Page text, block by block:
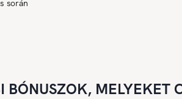
során
BÓNUSZOK, MELYEKET